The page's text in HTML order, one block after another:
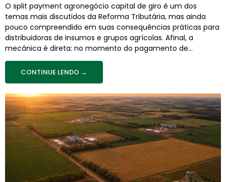
O split payment agronegócio capital de giro é um dos
temas mais discutidos da Reforma Tributária, mas ainda
pouco compreendido em suas consequências práticas para
distribuidoras de insumos e grupos agrícolas. Afinal, a
mecânica é direta: no momento do pagamento de...
CONTINUE LENDO →